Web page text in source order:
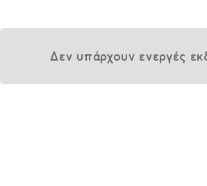
Δεν υπάρχουν ενεργές